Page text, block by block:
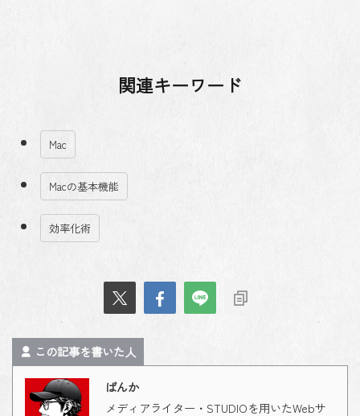
関連キーワード
Mac
Macの基本機能
効率化術
この記事を書いた人
ばんか
メディアライター・STUDIOを用いたWebサ